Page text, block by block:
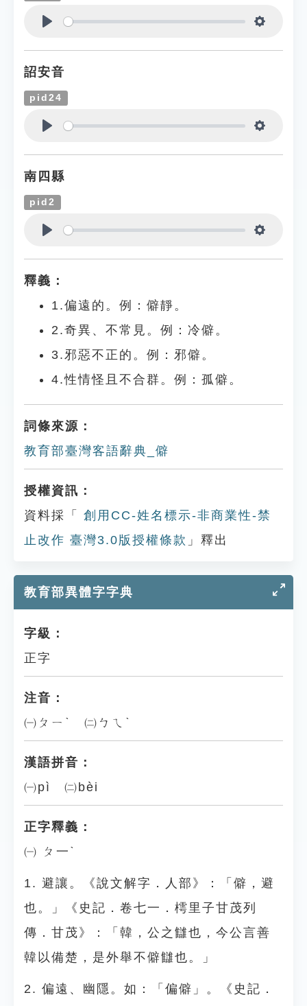
詔安音
pid24
南四縣
pid2
釋義：
1.偏遠的。例：僻靜。
2.奇異、不常見。例：冷僻。
3.邪惡不正的。例：邪僻。
4.性情怪且不合群。例：孤僻。
詞條來源：
教育部臺灣客語辭典_僻
授權資訊：
資料採「
創用CC-姓名標示-非商業性-禁
止改作 臺灣3.0版授權條款 」釋出
教育部異體字字典
字級：
正字
注音：
㈠ㄆㄧˋ ㈡ㄅㄟˋ
漢語拼音：
㈠pì ㈡bèi
正字釋義：
㈠ ㄆ一ˋ
1. 避讓。《說文解字．人部》：「僻，避
也。」《史記．卷七一．樗里子甘茂列
傳．甘茂》：「韓，公之讎也，今公言善
韓以備楚，是外舉不僻讎也。」
2. 偏遠、幽隱。如：「偏僻」。《史記．